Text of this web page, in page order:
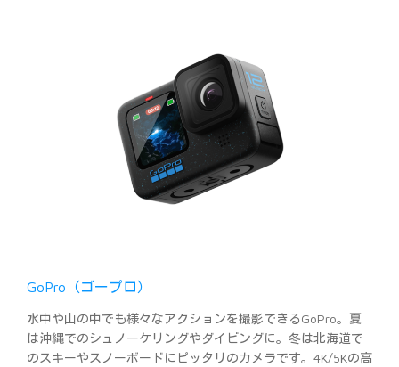
GoPro（ゴープロ）
水中や山の中でも様々なアクションを撮影できるGoPro。夏
は沖縄でのシュノーケリングやダイビングに。冬は北海道で
のスキーやスノーボードにピッタリのカメラです。4K/5Kの高